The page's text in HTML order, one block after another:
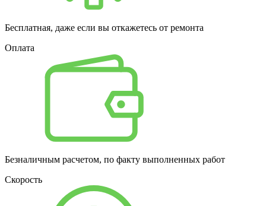
Бесплатная, даже если вы откажетесь от ремонта
Оплата
Безналичным расчетом, по факту выполненных работ
Скорость